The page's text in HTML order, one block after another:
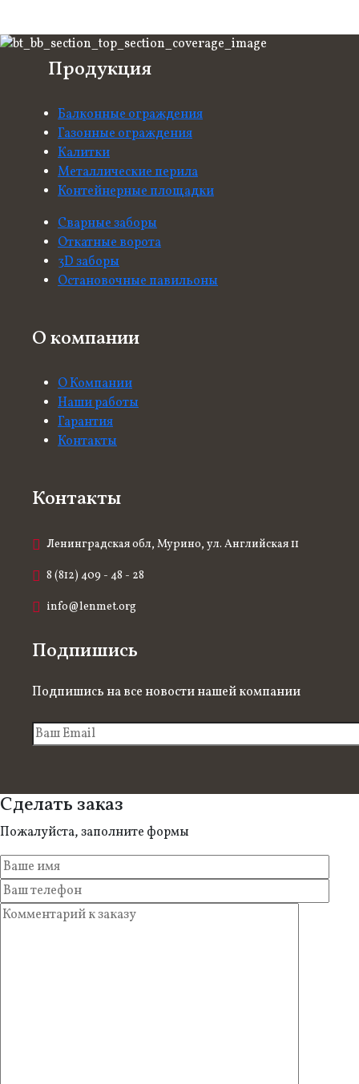
Продукция
Балконные ограждения
Газонные ограждения
Калитки
Металлические перила
Контейнерные площадки
Сварные заборы
Откатные ворота
3D заборы
Остановочные павильоны
О компании
О Компании
Наши работы
Гарантия
Контакты
Контакты
Ленинградская обл, Мурино, ул. Английская 11
8 (812) 409 - 48 - 28
info@lenmet.org
Подпишись
Подпишись на все новости нашей компании
Сделать заказ
Пожалуйста, заполните формы